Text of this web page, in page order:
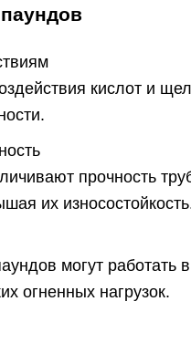
кислот и
прочность
их
могут работать
огненных нагрузок.